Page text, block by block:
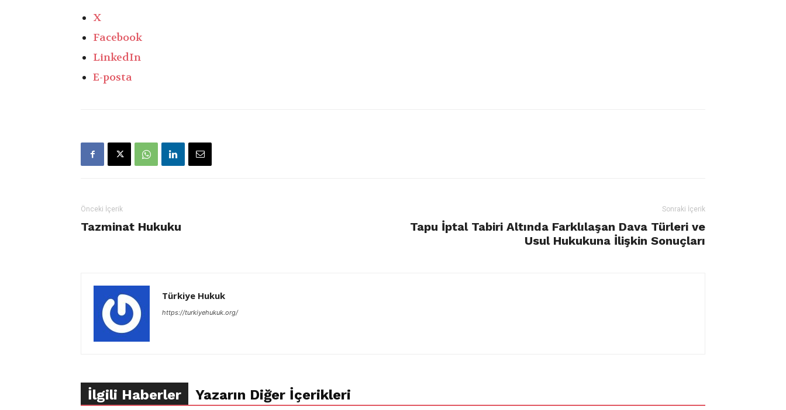
X
Facebook
LinkedIn
E-posta
Önceki İçerik
Tazminat Hukuku
Sonraki İçerik
Tapu İptal Tabiri Altında Farklılaşan Dava Türleri ve
Usul Hukukuna İlişkin Sonuçları
Türkiye Hukuk
https://turkiyehukuk.org/
İlgili Haberler Yazarın Diğer İçerikleri